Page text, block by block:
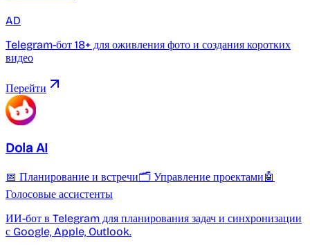
AD
Telegram-бот 18+ для оживления фото и создания коротких
видео
Перейти
Dola AI
📅 Планирование и встречи🗂 Управление проектами🤖
Голосовые ассистенты
ИИ-бот в Telegram для планирования задач и синхронизации
с Google, Apple, Outlook.